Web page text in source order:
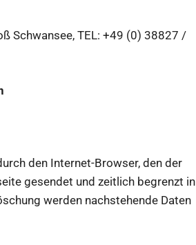
Schwansee, TEL: +49 (0) 38827 /
den Internet-Browser, den der
gesendet und zeitlich begrenzt in
werden nachstehende Daten